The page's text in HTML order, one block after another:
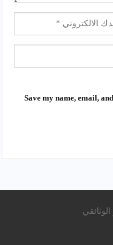
Save my name, email,
الوثائقي